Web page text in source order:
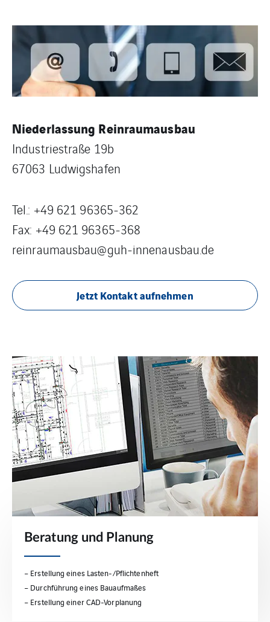
Niederlassung Reinraumausbau
Industriestraße 19b
67063 Ludwigshafen
Tel.: +49 621 96365-362
Fax: +49 621 96365-368
reinraumausbau@guh-innenausbau.de
Jetzt Kontakt aufnehmen
Beratung und Planung
– Erstellung eines Lasten-/Pflichtenheft
– Durchführung eines Bauaufmaßes
– Erstellung einer CAD-Vorplanung